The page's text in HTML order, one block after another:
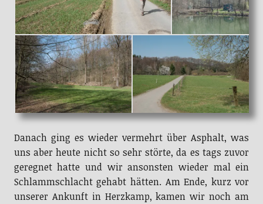
Danach ging es wieder vermehrt über Asphalt, was
uns aber heute nicht so sehr störte, da es tags zuvor
geregnet hatte und wir ansonsten wieder mal ein
Schlammschlacht gehabt hätten. Am Ende, kurz vor
unserer Ankunft in Herzkamp, kamen wir noch am